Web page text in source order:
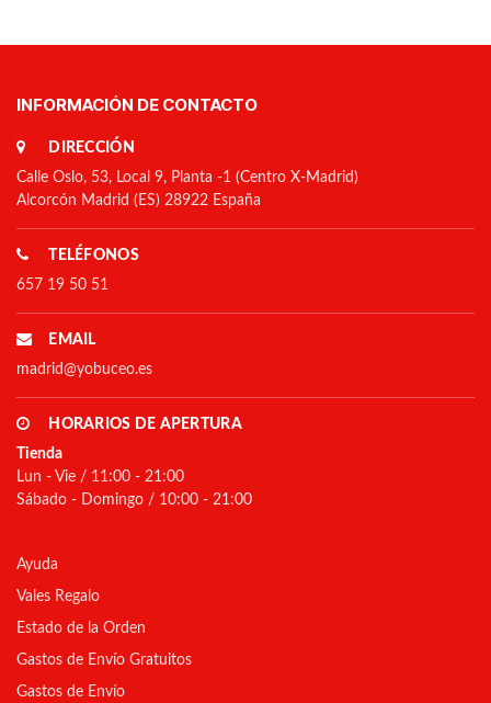
INFORMACIÓN DE CONTACTO
DIRECCIÓN
Calle Oslo, 53, Local 9, Planta -1 (Centro X-Madrid)
Alcorcón Madrid (ES) 28922 España
TELÉFONOS
657 19 50 51
EMAIL
madrid@yobuceo.es
HORARIOS DE APERTURA
Tienda
Lun - Vie / 11:00 - 21:00
Sábado - Domingo / 10:00 - 21:00
Ayuda
Vales Regalo
Estado de la Orden
Gastos de Envío Gratuitos
Gastos de Envío